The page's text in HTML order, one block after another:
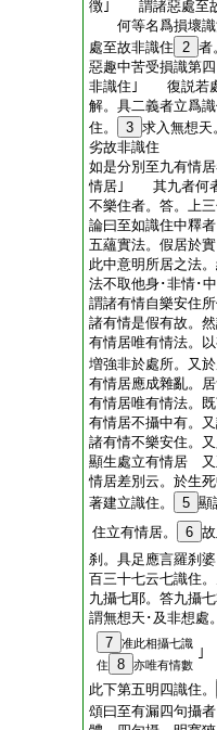
徴｣ 謂諸惡處至故
何等名爲損壞
處至故非識住 2 者
惡趣中苦受損識第
非識住｣ 復説若處
解。具二義者立爲
住。
3 求入無想天
劣故非識住
如是分別至九有情
情居｣ 其九者何
不樂住者。答。上
論曰至如識住中釋
五蘊實法。假居於
此中意明所居之法
法不取他身･非情･
謂諸有情自樂安住
諸有情是假有故。
有情居唯有情法。
増強非於處所。又
有情居應成雜亂。
有情居唯有情法。
有情居不攝中有。
諸有情不樂安住。
顯生處立有情居 又
情居差別云。於生
著建立識住。
5 顯
住立有情居。
6
刹。具足應言羅刹
百三十七云七識住
九攝七耶。答九攝
謂無想天･及非想處
7
准此相攝七識
住
8 亦唯有情數
｣
此下第五明四識住。
頌曰至有漏四句攝